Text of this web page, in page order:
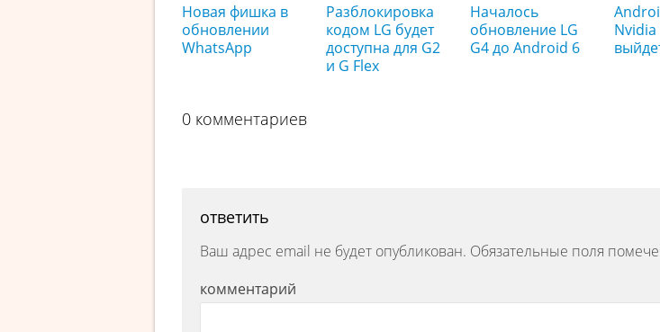
Новая фишка в
обновлении
WhatsApp
Разблокировка
кодом LG будет
доступна для G2
и G Flex
Началось
обновление LG
G4 до Android 6
Nvidia
0 комментариев
ответить
Ваш адрес email не будет опубликован. Обязательные поля
комментарий